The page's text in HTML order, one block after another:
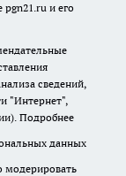
и его
сведений,
"Интернет",
Подробнее
данных
модерировать